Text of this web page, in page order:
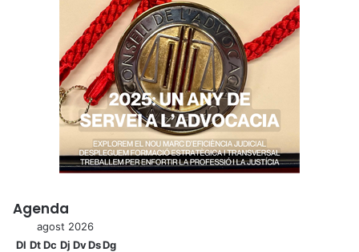
Agenda
agost 2026
Dl DtDc Dj DvDsDg